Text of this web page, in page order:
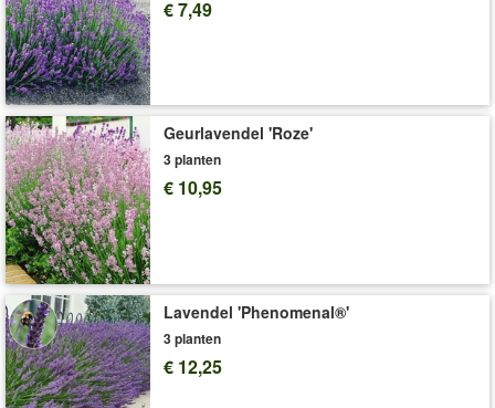
voldoende voedingsstoffen bevat. Voor een optimale
ontwikkeling van de rozen is het beste een meststof voor rozen
(bv. art.nr. 3505 of
Art.nr.:6855
Levering omvat: wortelnaakt, 3 scheutige A-kwaliteit
'Rozen'
Plant- en Verzorgingstips
€ 7,49
Geurlavendel 'Roze'
3 planten
€ 10,95
Lavendel 'Phenomenal®'
3 planten
€ 12,25